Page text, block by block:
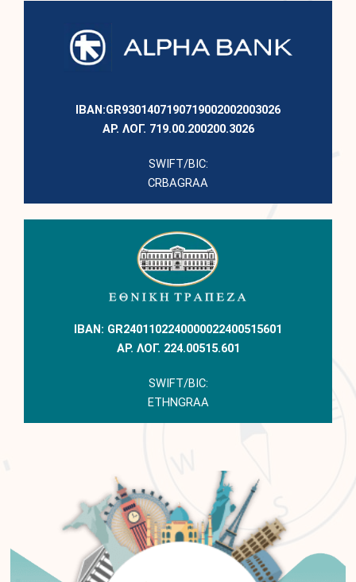
IBAN:GR9301407190719002002003026
ΑΡ. ΛΟΓ. 719.00.200200.3026
SWIFT/BIC:
CRBAGRAA
IBAN: GR2401102240000022400515601
ΑΡ. ΛΟΓ. 224.00515.601
SWIFT/BIC:
ETHNGRAA